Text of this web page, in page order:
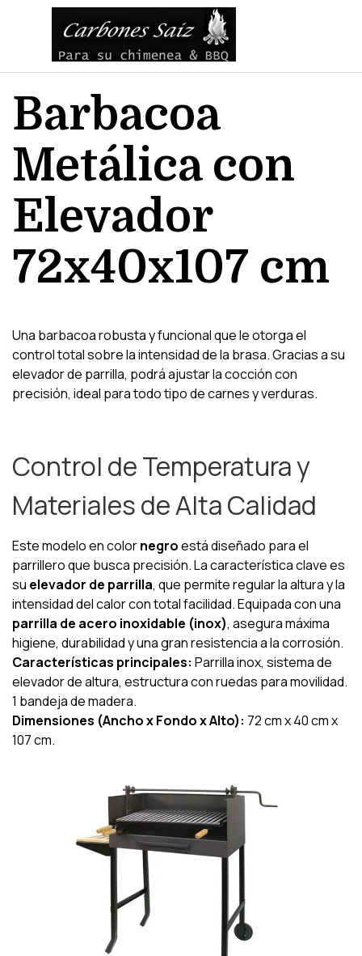
Vaya al Contenido
Saltar menú
Barbacoa
Metálica con
Elevador
72x40x107 cm
Una barbacoa robusta y funcional que le otorga el
control total sobre la intensidad de la brasa. Gracias a su
elevador de parrilla, podrá ajustar la cocción con
precisión, ideal para todo tipo de carnes y verduras.
Control de Temperatura y
Materiales de Alta Calidad
Este modelo en colornegroestá diseñado para el
parrillero que busca precisión. La característica clave es
su elevador de parrilla, que permite regular la altura y la
intensidad del calor con total facilidad. Equipada con una
parrilla de acero inoxidable (inox), asegura máxima
higiene, durabilidad y una gran resistencia a la corrosión.
Características principales: Parrilla inox, sistema de
elevador de altura, estructura con ruedas para movilidad.
1 bandeja de madera.
Dimensiones (Ancho x Fondo x Alto): 72 cm x 40 cm x
107 cm.